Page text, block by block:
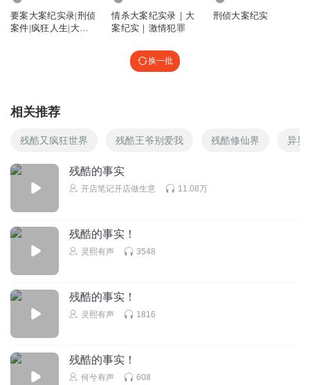
要案大案纪实录|刑侦
案件|疯狂人生|大案
情杀大案纪实录｜大
案纪实｜激情犯罪
刑侦大案纪实
换一批
相关推荐
残酷又疯狂世界 残酷王爷别爱我 残酷修仙界 异界
残酷的事实
开店笔记开店做生意 11.08万
残酷的事实！
灵熙有声 3548
残酷的事实！
灵熙有声 1816
残酷的事实！
何兮有声 608